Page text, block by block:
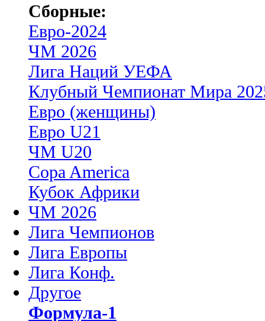
Сборные:
Евро-2024
ЧМ 2026
Лига Наций УЕФА
Клубный Чемпионат Мира
Евро (женщины)
Евро U21
ЧМ U20
Copa America
Кубок Африки
ЧМ 2026
Лига Чемпионов
Лига Европы
Лига Конф.
Другое
Формула-1